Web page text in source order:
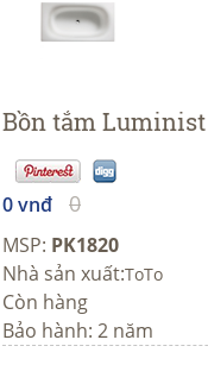
Bồn tắm Luminist
0 vnđ 0
MSP: PK1820
Nhà sản xuất:ToTo
Còn hàng
Bảo hành: 2 năm